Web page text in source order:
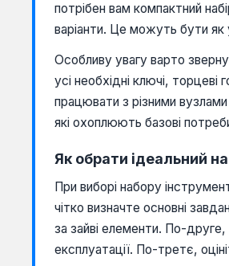
потрібен вам компактний
варіанти. Це можуть бути як
Особливу увагу варто
усі необхідні ключі,
працювати з різними
які охоплюють базові
Як обрати ідеальний
При виборі набору
чітко визначте основні
за зайві елементи. По-друге,
експлуатації. По-третє,